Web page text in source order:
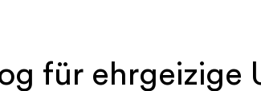
für ehrgeizige